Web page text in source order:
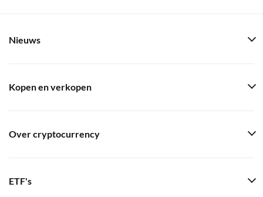
Nieuws
Kopen en verkopen
Over cryptocurrency
ETF's